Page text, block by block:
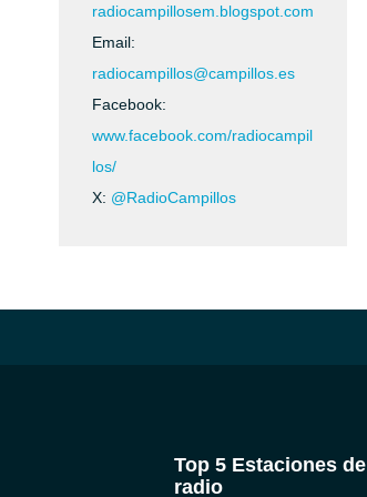
radiocampillosem.blogspot.com
Email:
radiocampillos@campillos.es
Facebook:
www.facebook.com/radiocampil
los/
X: @RadioCampillos
Top 5 Estaciones de
radio